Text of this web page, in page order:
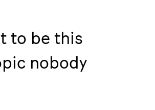
to be this
nobody